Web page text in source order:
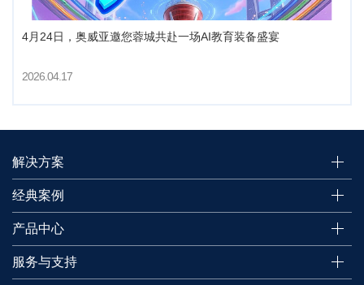
4月24日，奥威亚邀您蓉城共赴一场AI教育装备盛宴
2026.04.17
解决方案
经典案例
产品中心
服务与支持